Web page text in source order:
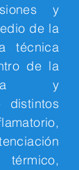
y
de la
técnica
de la
y
distintos